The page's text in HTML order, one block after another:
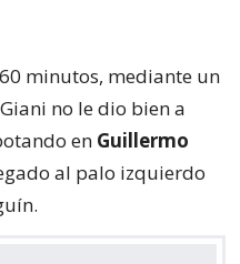
minutos, mediante un
no le dio bien a
en Guillermo
al palo izquierdo